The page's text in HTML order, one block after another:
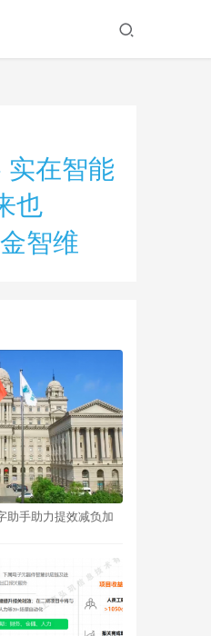
实在智能
也
金智维
助手助力提效减负加